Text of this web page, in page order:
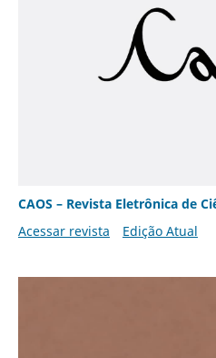
CAOS – Revista Eletrônica de
Acessar revista
Edição Atual